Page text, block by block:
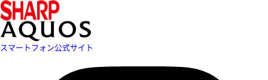
スマートフォン公式サイト